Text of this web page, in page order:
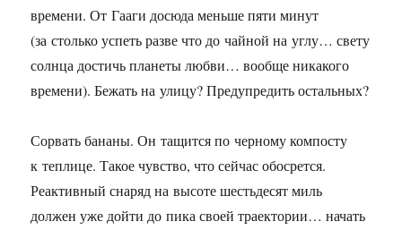
времени. От Гааги досюда меньше пяти минут
(за столько успеть разве что до чайной на углу… свету
солнца достичь планеты любви… вообще никакого
времени). Бежать на улицу? Предупредить остальных?
Сорвать бананы. Он тащится по черному компосту
к теплице. Такое чувство, что сейчас обосрется.
Реактивный снаряд на высоте шестьдесят миль
должен уже дойти до пика своей траектории… начать